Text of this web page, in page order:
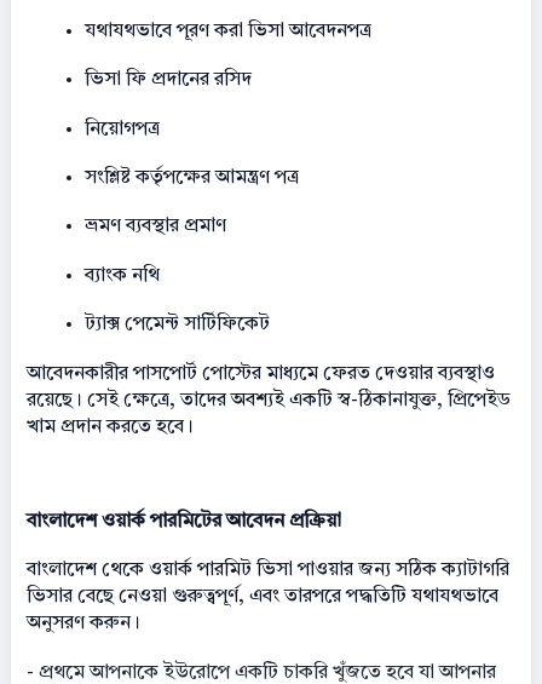
যথাযথভাবে পূরণ করা ভিসা আবেদনপত্র
ভিসা ফি প্রদানের রসিদ
নিয়োগপত্র
সংশ্লিষ্ট কর্তৃপক্ষের আমন্ত্রণ পত্র
ভ্রমণ ব্যবস্থার প্রমাণ
ব্যাংক নথি
ট্যাক্স পেমেন্ট সার্টিফিকেট
আবেদনকারীর পাসপোর্ট পোস্টের মাধ্যমে ফেরত দেওয়ার ব্যবস্থাও
রয়েছে। সেই ক্ষেত্রে, তাদের অবশ্যই একটি স্ব-ঠিকানাযুক্ত, প্রিপেইড
খাম প্রদান করতে হবে।
বাংলাদেশ ওয়ার্ক পারমিটের আবেদন প্রক্রিয়া
বাংলাদেশ থেকে ওয়ার্ক পারমিট ভিসা পাওয়ার জন্য সঠিক ক্যাটাগরি
ভিসার বেছে নেওয়া গুরুত্বপূর্ণ, এবং তারপরে পদ্ধতিটি যথাযথভাবে
অনুসরণ করুন।
- প্রথমে আপনাকে ইউরোপে একটি চাকরি খুঁজতে হবে যা আপনার